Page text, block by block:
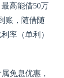
高能借50万
账，随借随
率（单利）
免息优惠，